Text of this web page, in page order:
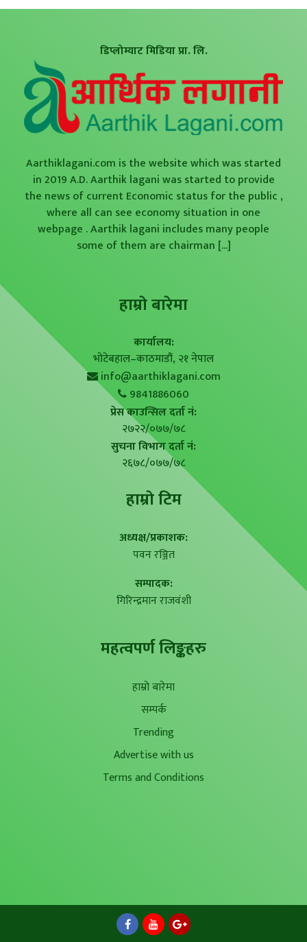
डिप्लोम्याट मिडिया प्रा. लि.
Aarthiklagani.com is the website which was started
in 2019 A.D. Aarthik lagani was started to provide
the news of current Economic status for the public ,
where all can see economy situation in one
webpage . Aarthik lagani includes many people
some of them are chairman [...]
हाम्राे बारेमा
कार्यालय:
भोटेबहाल–काठमाडौं, २१ नेपाल
info@aarthiklagani.com
9841886060
प्रेस काउन्सिल दर्ता नं:
२७२२/०७७/७८
सुचना विभाग दर्ता नं:
२६७८/०७७/७८
हाम्राे टिम
अध्यक्ष/प्रकाशक:
पवन रञ्जित
सम्पादक:
गिरिन्द्रमान राजवंशी
महत्वपर्ण लिङ्कहरु
हाम्रो बारेमा
सम्पर्क
Trending
Advertise with us
Terms and Conditions